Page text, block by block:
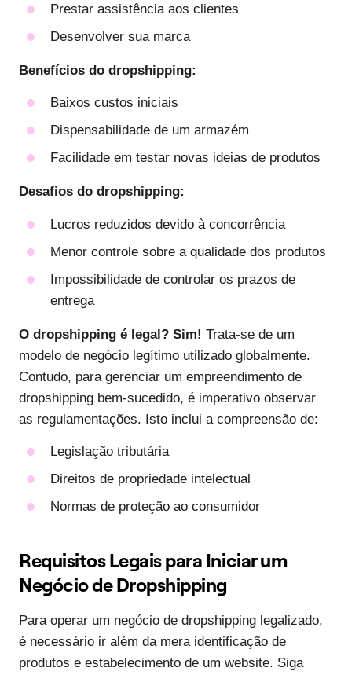
Prestar assistência aos clientes
Desenvolver sua marca
Benefícios do dropshipping:
Baixos custos iniciais
Dispensabilidade de um armazém
Facilidade em testar novas ideias de produtos
Desafios do dropshipping:
Lucros reduzidos devido à concorrência
Menor controle sobre a qualidade dos produtos
Impossibilidade de controlar os prazos de
entrega
O dropshipping é legal? Sim! Trata-se de um
modelo de negócio legítimo utilizado globalmente.
Contudo, para gerenciar um empreendimento de
dropshipping bem-sucedido, é imperativo observar
as regulamentações. Isto inclui a compreensão de:
Legislação tributária
Direitos de propriedade intelectual
Normas de proteção ao consumidor
Requisitos Legais para Iniciar um
Negócio de Dropshipping
Para operar um negócio de dropshipping legalizado,
é necessário ir além da mera identificação de
produtos e estabelecimento de um website. Siga